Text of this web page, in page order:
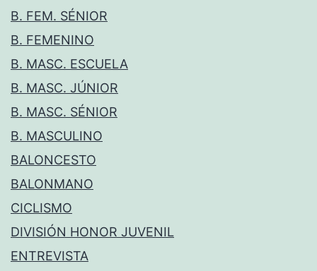
B. FEM. SÉNIOR
B. FEMENINO
B. MASC. ESCUELA
B. MASC. JÚNIOR
B. MASC. SÉNIOR
B. MASCULINO
BALONCESTO
BALONMANO
CICLISMO
DIVISIÓN HONOR JUVENIL
ENTREVISTA